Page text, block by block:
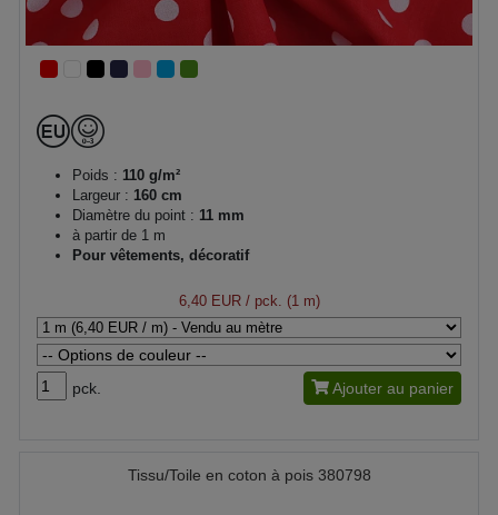
Poids : 110 g/m²
Largeur : 160 cm
Diamètre du point : 11 mm
à partir de 1 m
Pour vêtements, décoratif
6,40 EUR/ pck. (1 m)
pck. Ajouter au panier
Tissu/Toile en coton à pois 380798